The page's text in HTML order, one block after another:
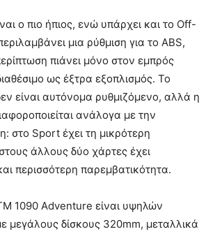
ο πιο ήπιος, ενώ υπάρχει και το Off-
μια ρύθμιση για το ABS,
πιάνει μόνο στον εμπρός
ως έξτρα εξοπλισμός. To
είναι αυτόνομα ρυθμιζόμενο, αλλά η
ανάλογα με την
στο Sport έχει τη μικρότερη
άλλους δύο χάρτες έχει
περισσότερη παρεμβατικότητα.
1090 Adventure είναι υψηλών
μεγάλους δίσκους 320mm, μεταλλικά